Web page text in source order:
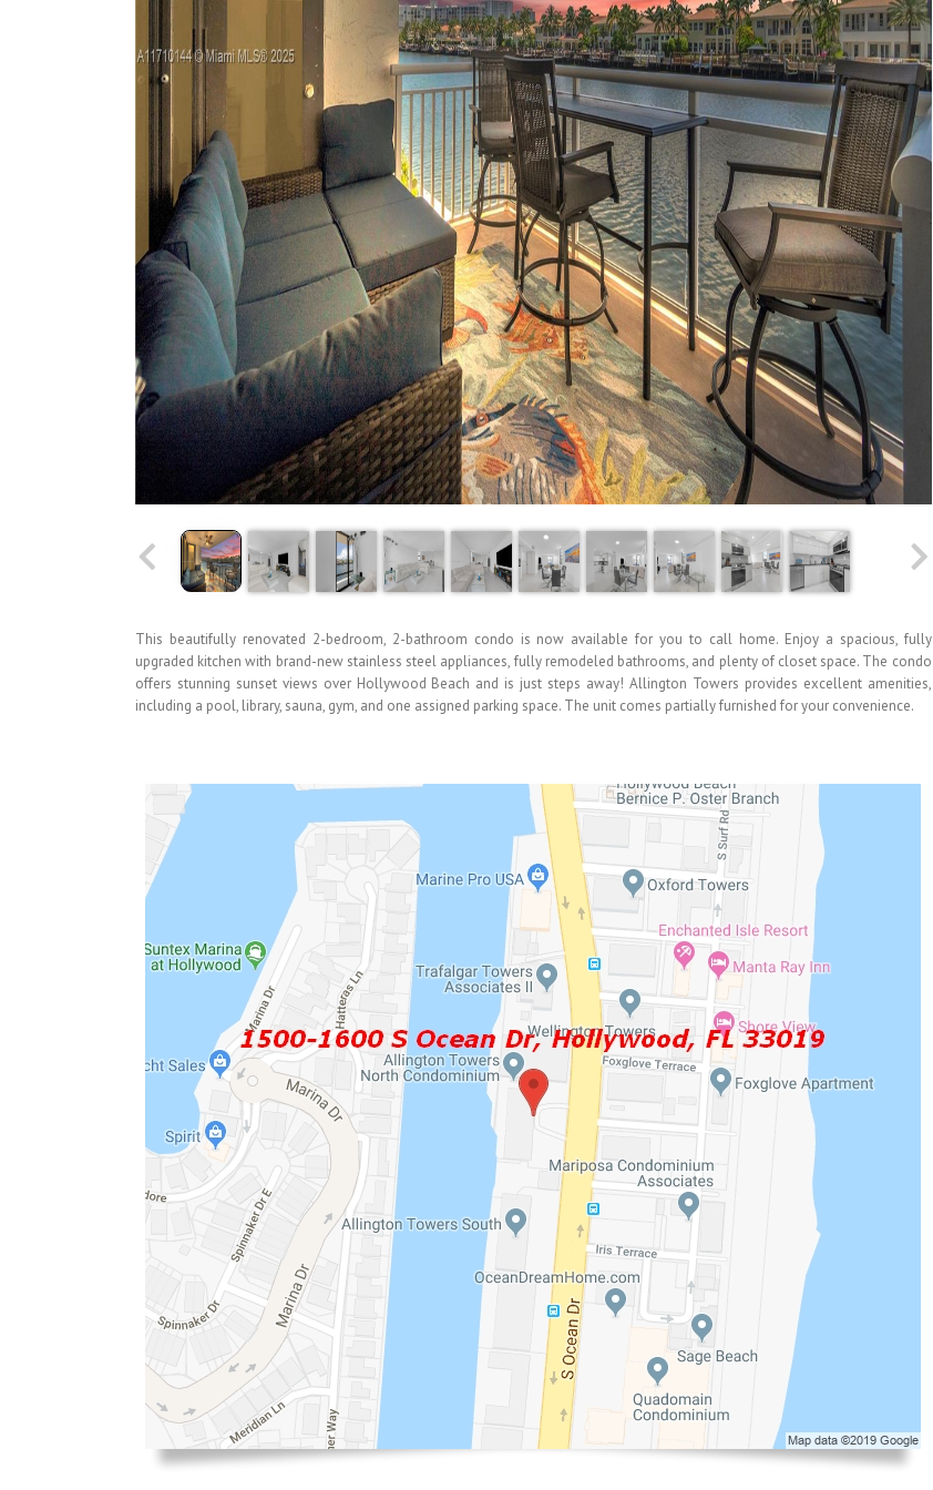
This beautifully renovated 2-bedroom, 2-bathroom condo is now available for you to call home. Enjoy a spacious, fully
upgraded kitchen with brand-new stainless steel appliances, fully remodeled bathrooms, and plenty of closet space. The condo
offers stunning sunset views over Hollywood Beach and is just steps away! Allington Towers provides excellent amenities,
including a pool, library, sauna, gym, and one assigned parking space. The unit comes partially furnished for your convenience.